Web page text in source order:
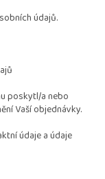
údajů.
poskytl/a nebo
Vaší objednávky.
údaje a údaje